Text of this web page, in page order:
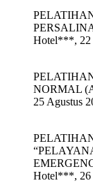
Hotel***, 22
NORMAL
25 Agustus
Hotel***, 26